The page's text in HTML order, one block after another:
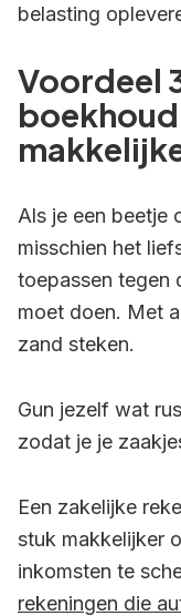
belasting
Voordeel
Als je een beetje
misschien het
toepassen tegen
moet doen. Met
zand steken.
Gun jezelf wat
zodat je je
Een zakelijke
stuk makkelijker
inkomsten te
rekeningen die